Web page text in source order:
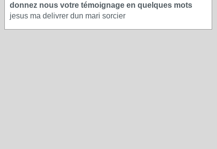
donnez nous votre témoignage en quelques mots
jesus ma delivrer dun mari sorcier